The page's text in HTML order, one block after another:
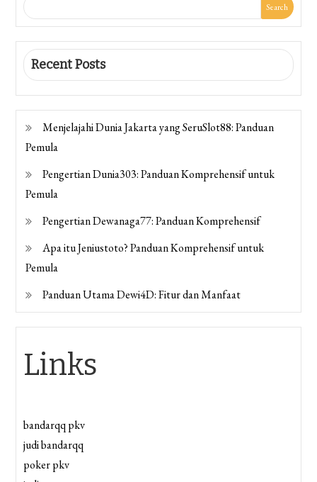
Search
Recent Posts
Menjelajahi Dunia Jakarta yang SeruSlot88: Panduan
Pemula
Pengertian Dunia303: Panduan Komprehensif untuk
Pemula
Pengertian Dewanaga77: Panduan Komprehensif
Apa itu Jeniustoto? Panduan Komprehensif untuk
Pemula
Panduan Utama Dewi4D: Fitur dan Manfaat
Links
bandarqq pkv
judi bandarqq
poker pkv